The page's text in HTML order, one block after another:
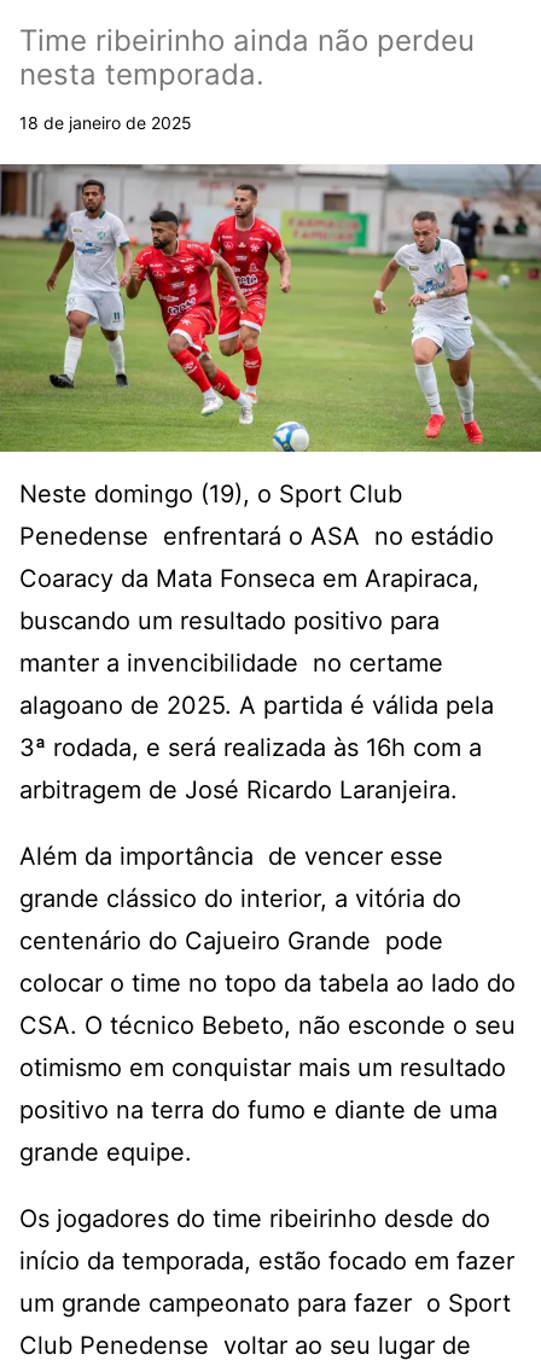
Time ribeirinho ainda não perdeu
nesta temporada.
18 de janeiro de 2025
Neste domingo (19), o Sport Club
Penedense enfrentará o ASA no estádio
Coaracy da Mata Fonseca em Arapiraca,
buscando um resultado positivo para
manter a invencibilidade no certame
alagoano de 2025. A partida é válida pela
3ª rodada, e será realizada às 16h com a
arbitragem de José Ricardo Laranjeira.
Além da importância de vencer esse
grande clássico do interior, a vitória do
centenário do Cajueiro Grande pode
colocar o time no topo da tabela ao lado do
CSA. O técnico Bebeto, não esconde o seu
otimismo em conquistar mais um resultado
positivo na terra do fumo e diante de uma
grande equipe.
Os jogadores do time ribeirinho desde do
início da temporada, estão focado em fazer
um grande campeonato para fazer o Sport
Club Penedense voltar ao seu lugar de